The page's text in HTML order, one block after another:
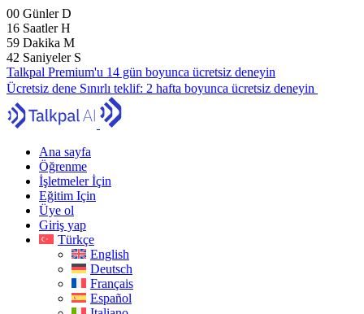
00 GünlerD
16 SaatlerH
59 Dakika M
40 Saniyeler S
Talkpal Premium'u 14 gün boyunca ücretsiz deneyin
Ücretsiz dene Sınırlı teklif: 2 hafta boyunca ücretsiz deneyin
Ana sayfa
Öğrenme
İşletmeler İçin
Eğitim Için
Üye ol
Giriş yap
Türkçe
English
Deutsch
Français
Español